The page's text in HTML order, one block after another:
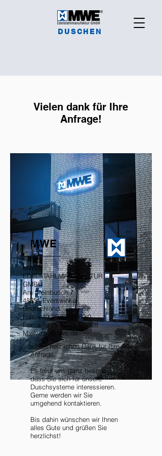
DUSCHEN
Vielen dank für Ihre
Anfrage!
MWE
MWE
EDELSTAHLMANUFAKTUR
GMBH
Am Steinbusch 7
48351 Everswinkel
Deutschland
Fon:+49 25 82-99 60-0
Fax: +49 25 82-99 60-128
Mail: info@mwe.de
vielen herzlichen Dank für Ihre
Anfrage.
Es freut uns ganz besonders,
dass Sie sich für unsere
Duschsysteme interessieren.
Gerne werden wir Sie
umgehend kontaktieren.
Bis dahin wünschen wir Ihnen
alles Gute und grüßen Sie
herzlichst!